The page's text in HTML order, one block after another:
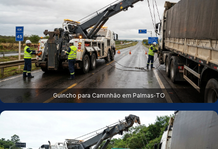
Guincho para Caminhão em Palmas‑TO